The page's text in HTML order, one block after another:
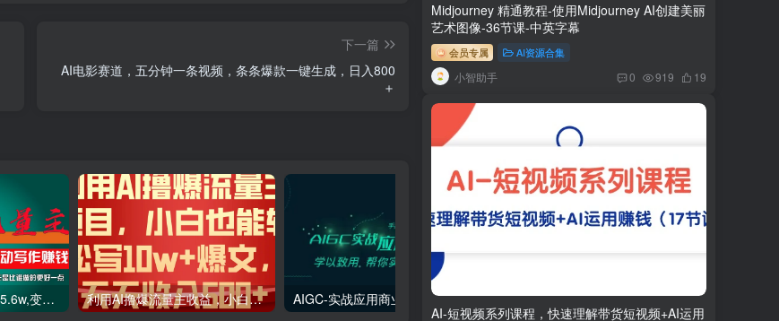
下一篇
AI电影赛道，五分钟一条视频，条条爆款一键生成，日入800
＋
利用AI插件2个月涨粉5.6w,变现6w,一键生成,即使你不懂技术,也能轻松上手 利用AI撸爆流量主收益，小白也能轻松写10W 爆款文章，轻松日入500 AIGC-实战应用商业课：手把手教学 商业落地 学以致用 帮你实现第二职业腾飞 AI（stable difusion ControlNet）绘画进阶课程 办公场景 全面提升工作效率
Midjourney 精通教程-使用Midjourney AI创建美丽
艺术图像-36节课-中英字幕
会员专属 AI资源合集
小智助手 0 919 19
AI-短视频系列课程，快速理解带货短视频+AI运用